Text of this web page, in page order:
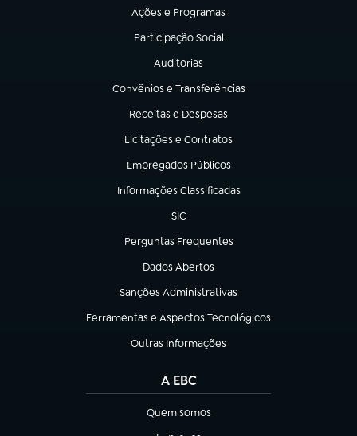
Ações e Programas
(abre em nova aba)
Participação Social
(abre em nova aba)
Auditorias
(abre em nova aba)
Convênios e Transferências
(abre em nova aba)
Receitas e Despesas
(abre em nova aba)
Licitações e Contratos
(abre em nova aba)
Empregados Públicos
(abre em nova aba)
Informações Classificadas
(abre em nova aba)
SIC
(abre em nova aba)
Perguntas Frequentes
(abre em nova aba)
Dados Abertos
(abre em nova aba)
Sanções Administrativas
(abre em nova aba)
Ferramentas e Aspectos Tecnológicos
(abre em nova aba)
Outras Informações
(abre em nova aba)
A EBC
Quem somos
(abre em nova aba)